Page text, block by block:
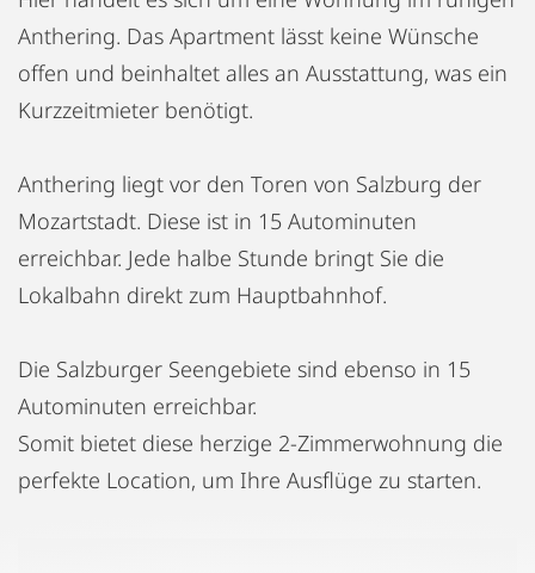
Anthering. Das Apartment lässt keine Wünsche
offen und beinhaltet alles an Ausstattung, was ein
Kurzzeitmieter benötigt.
Anthering liegt vor den Toren von Salzburg der
Mozartstadt. Diese ist in 15 Autominuten
erreichbar. Jede halbe Stunde bringt Sie die
Lokalbahn direkt zum Hauptbahnhof.
Die Salzburger Seengebiete sind ebenso in 15
Autominuten erreichbar.
Somit bietet diese herzige 2-Zimmerwohnung die
perfekte Location, um Ihre Ausflüge zu starten.